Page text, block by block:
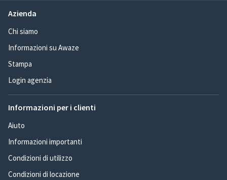
Azienda
Chi siamo
Informazioni su Awaze
Stampa
Login agenzia
Informazioni per i clienti
Aiuto
Informazioni importanti
Condizioni di utilizzo
Condizioni di locazione